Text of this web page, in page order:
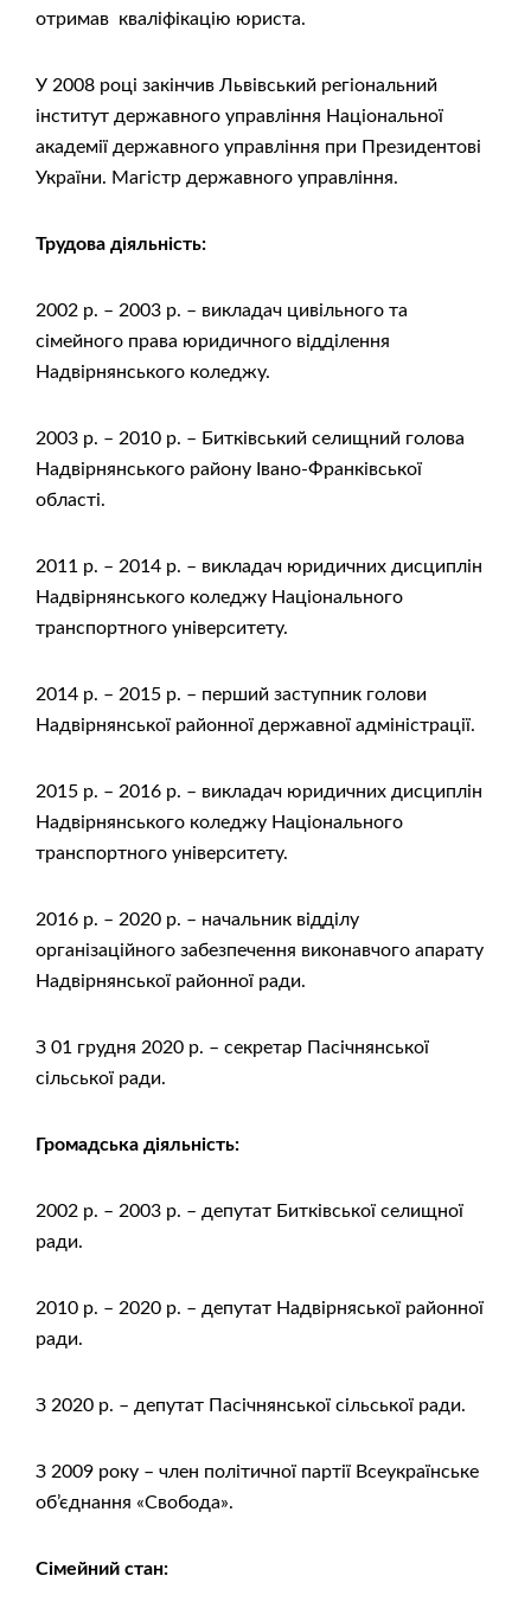
отримав кваліфікацію юриста.
У 2008 році закінчив Львівський регіональний
інститут державного управління Національної
академії державного управління при Президентові
України. Магістр державного управління.
Трудова діяльність:
2002 р. – 2003 р. – викладач цивільного та
сімейного права юридичного відділення
Надвірнянського коледжу.
2003 р. – 2010 р. – Битківський селищний голова
Надвірнянського району Івано-Франківської
області.
2011 р. – 2014 р. – викладач юридичних дисциплін
Надвірнянського коледжу Національного
транспортного університету.
2014 р. – 2015 р. – перший заступник голови
Надвірнянської районної державної адміністрації.
2015 р. – 2016 р. – викладач юридичних дисциплін
Надвірнянського коледжу Національного
транспортного університету.
2016 р. – 2020 р. – начальник відділу
організаційного забезпечення виконавчого апарату
Надвірнянської районної ради.
З 01 грудня 2020 р. – секретар Пасічнянської
сільської ради.
Громадська діяльність:
2002 р. – 2003 р. – депутат Битківської селищної
ради.
2010 р. – 2020 р. – депутат Надвірняської районної
ради.
З 2020 р. – депутат Пасічнянської сільської ради.
З 2009 року – член політичної партії Всеукраїнське
об’єднання «Свобода».
Сімейний стан: